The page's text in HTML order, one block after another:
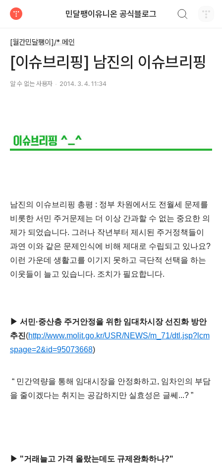
민달팽이유니온 공식블로그
[월간민달팽이]/* 메인
[이슈브리핑] 남진의 이슈브리핑
알 수 없는 사용자 2014. 3. 4. 11:34
남진의 이슈브리핑 총평 : 정부 차원에서도 전월세 문제를
비롯한 서민 주거문제는 더 이상 간과할 수 없는 중요한 의
제가 되었습니다. 그러나 작년부터 제시된 주거정책들이
과연 이와 같은 문제인식에 비해 제대로 수립되고 있나요?
이런 가운데 생활고를 이기지 못하고 극단적 선택을 하는
이웃들이 늘고 있습니다. 조치가 필요합니다.
▶ 서민·중산층 주거안정을 위한 임대차시장 선진화 방안
추진(http://www.molit.go.kr/USR/NEWS/m_71/dtl.jsp?lcm
spage=2&id=95073668)
“ 민간역량을 통해 임대시장을 안정화하고, 임차인의 부담
을 줄이겠다는 취지는 공감하지만 실효성은 글쎄 ...? ”
▶ "거래늘고 가격 올랐는데도 규제완화하나?"